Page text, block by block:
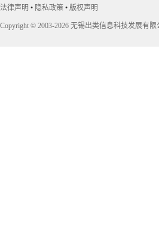
法律声明 • 隐私政策 • 版权声明
Copyright © 2003-2026 无锡出类信息科技发展有